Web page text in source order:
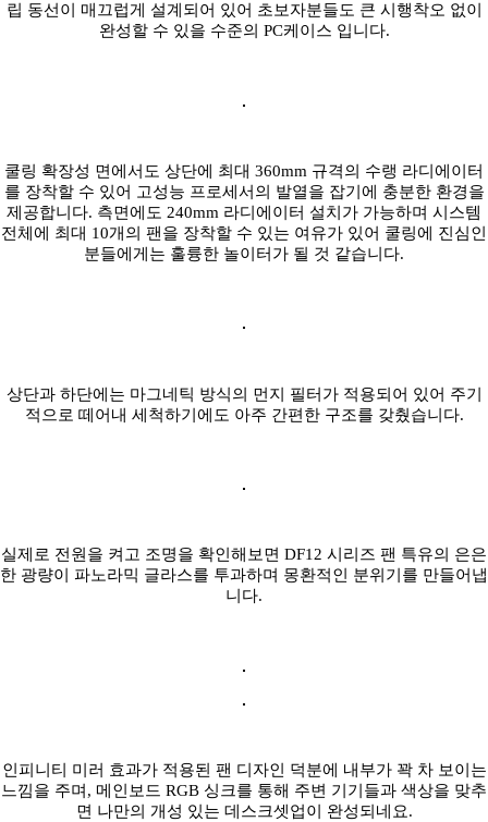
립 동선이 매끄럽게 설계되어 있어 초보자분들도 큰 시행착오 없이
완성할 수 있을 수준의 PC케이스 입니다.
쿨링 확장성 면에서도 상단에 최대 360mm 규격의 수랭 라디에이터
를 장착할 수 있어 고성능 프로세서의 발열을 잡기에 충분한 환경을
제공합니다. 측면에도 240mm 라디에이터 설치가 가능하며 시스템
전체에 최대 10개의 팬을 장착할 수 있는 여유가 있어 쿨링에 진심인
분들에게는 훌륭한 놀이터가 될 것 같습니다.
상단과 하단에는 마그네틱 방식의 먼지 필터가 적용되어 있어 주기
적으로 떼어내 세척하기에도 아주 간편한 구조를 갖췄습니다.
실제로 전원을 켜고 조명을 확인해보면 DF12 시리즈 팬 특유의 은은
한 광량이 파노라믹 글라스를 투과하며 몽환적인 분위기를 만들어냅
니다.
인피니티 미러 효과가 적용된 팬 디자인 덕분에 내부가 꽉 차 보이는
느낌을 주며, 메인보드 RGB 싱크를 통해 주변 기기들과 색상을 맞추
면 나만의 개성 있는 데스크셋업이 완성되네요.